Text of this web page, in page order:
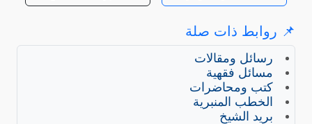
📌 روابط ذات صلة
رسائل ومقالات
مسائل فقهية
كتب ومحاضرات
الخطب المنبرية
بريد الشيخ